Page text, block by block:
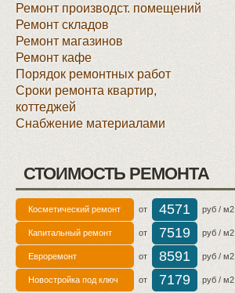
Ремонт производст. помещений
Ремонт складов
Ремонт магазинов
Ремонт кафе
Порядок ремонтных работ
Сроки ремонта квартир,
коттеджей
Снабжение материалами
СТОИМОСТЬ РЕМОНТА
Косметический ремонт от 4571 руб / м2
Капитальный ремонт от 7519 руб / м2
Евроремонт от 8591 руб / м2
Новостройка под ключ от 7179 руб / м2